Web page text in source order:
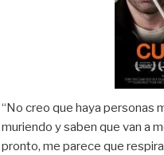
“No creo que haya personas
muriendo y saben que van a
pronto, me parece que